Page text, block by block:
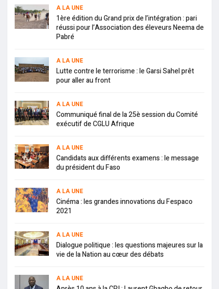
A LA UNE
1ère édition du Grand prix de l’intégration : pari
réussi pour l’Association des éleveurs Neema de
Pabré
A LA UNE
Lutte contre le terrorisme : le Garsi Sahel prêt
pour aller au front
A LA UNE
Communiqué final de la 25è session du Comité
exécutif de CGLU Afrique
A LA UNE
Candidats aux différents examens : le message
du président du Faso
A LA UNE
Cinéma : les grandes innovations du Fespaco
2021
A LA UNE
Dialogue politique : les questions majeures sur la
vie de la Nation au cœur des débats
A LA UNE